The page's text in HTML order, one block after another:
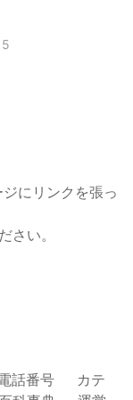
にリンクを張っ
さい。
話番号
カテ